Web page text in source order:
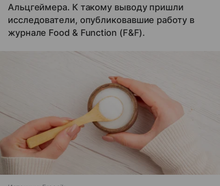
Альцгеймера. К такому выводу пришли
исследователи, опубликовавшие работу в
журнале Food & Function (F&F).